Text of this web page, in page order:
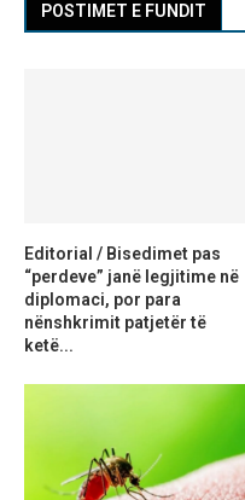
POSTIMET E FUNDIT
Editorial / Bisedimet pas
“perdeve” janë legjitime në
diplomaci, por para
nënshkrimit patjetër të
ketë...